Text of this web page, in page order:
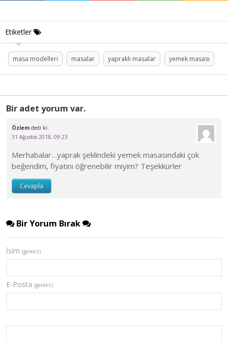
Etiketler
masa modelleri masalar yapraklı masalar yemek masası
Bir adet yorum var.
Özlem dedi ki:
31 Ağustos 2018, 09:23
Merhabalar…yaprak şeklindeki yemek masasındaki çok
beğendim, fiyatını öğrenebilir miyim? Teşekkürler
Cevapla
Bir Yorum Bırak
İsim (gerekli)
E-Posta (gerekli)